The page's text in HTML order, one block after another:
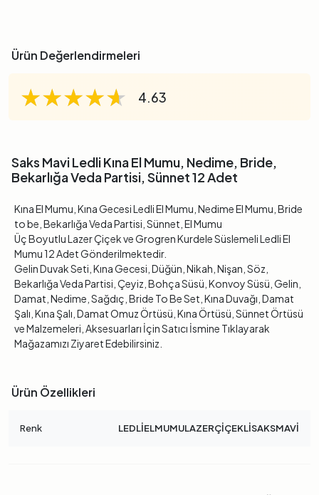
Ürün Değerlendirmeleri
★★★★★
★★★★★
★★★★★ 4.63
Saks Mavi Ledli Kına El Mumu, Nedime, Bride,
Bekarlığa Veda Partisi, Sünnet 12 Adet
Kına El Mumu, Kına Gecesi Ledli El Mumu, Nedime El Mumu, Bride
to be, Bekarlığa Veda Partisi, Sünnet, El Mumu
Üç Boyutlu Lazer Çiçek ve Grogren Kurdele Süslemeli Ledli El
Mumu 12 Adet Gönderilmektedir.
Gelin Duvak Seti, Kına Gecesi, Düğün, Nikah, Nişan, Söz,
Bekarlığa Veda Partisi, Çeyiz, Bohça Süsü, Konvoy Süsü, Gelin,
Damat, Nedime, Sağdıç, Bride To Be Set, Kına Duvağı, Damat
Şalı, Kına Şalı, Damat Omuz Örtüsü, Kına Örtüsü, Sünnet Örtüsü
ve Malzemeleri, Aksesuarları İçin Satıcı İsmine Tıklayarak
Mağazamızı Ziyaret Edebilirsiniz.
Ürün Özellikleri
Renk LEDLİELMUMULAZERÇİÇEKLİSAKSMAVİ